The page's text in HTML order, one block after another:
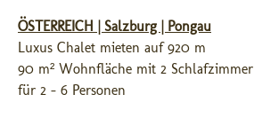
ÖSTERREICH | Salzburg | Pongau
Luxus Chalet mieten auf 920 m
90 m² Wohnfläche mit 2 Schlafzimmer
für 2 - 6 Personen